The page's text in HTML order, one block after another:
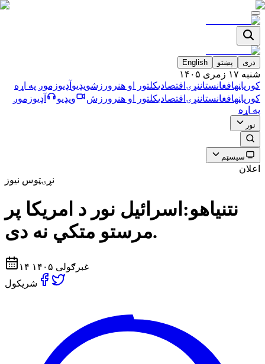
دری پښتو English
شنبه ۱۷ زمری ۱۴۰۵
کورپاڼهافغانستاننړۍ اقتصاديکلتور او هنر ورزشویډیو آډیوزموږ په اړه
کورپاڼهافغانستاننړۍ اقتصاديکلتور او هنر ورزش ویډیو آډیوزموږ
په اړه
نور
سیسټم
اعلان
نړۍټوس نیوز
نتنیاهو:اسرائیل نور د امریکا پر
مرستو متکي نه دی.
۱۴ غبرګولی ۱۴۰۵
شریکول